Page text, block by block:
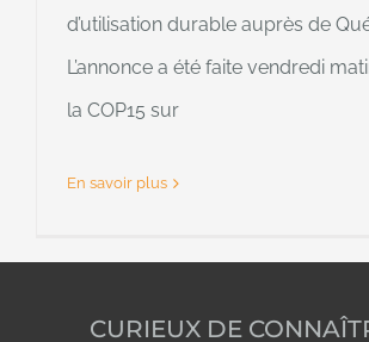
d’utilisation durable auprès de
L’annonce a été faite vendredi
la COP15 sur
En savoir plus
CURIEUX DE